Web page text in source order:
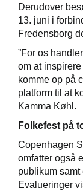
Derudover
13. juni i
Fredensborg
”For os
om at
komme op på
platform til at
Kamma Køhl.
Folkefest på
Copenhagen
omfatter også
publikum
Evalueringer